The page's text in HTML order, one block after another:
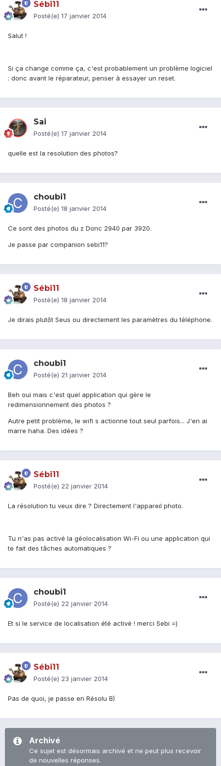
Sébi11
Posté(e) 17 janvier 2014
Salut !
Si ça change comme ça, c'est probablement un problème logiciel
: donc avant le réparateur, penser à essayer un reset.
Sai
Posté(e) 17 janvier 2014
quelle est la resolution des photos?
choubi1
Posté(e) 18 janvier 2014
Ce sont des photos du z Donc 2940 par 3920.
Je passe par companion sebi11?
Sébi11
Posté(e) 18 janvier 2014
Je dirais plutôt Seus ou directement les paramètres du téléphone.
choubi1
Posté(e) 21 janvier 2014
Beh oui mais c'est quel application qui gère le
redimensionnement des photos ?
Autre petit problème, le wifi s actionne tout seul parfois... J'en ai
marre haha. Des idées ?
Sébi11
Posté(e) 22 janvier 2014
La résolution tu veux dire ? Directement l'appareil photo.
Tu n'as pas activé la géolocalisation Wi-Fi ou une application qui
te fait des tâches automatiques ?
choubi1
Posté(e) 22 janvier 2014
Et si le service de localisation été activé ! merci Sebi =)
Sébi11
Posté(e) 23 janvier 2014
Pas de quoi, je passe en Résolu B)
Archivé
Ce sujet est désormais archivé et ne peut plus recevoir
de nouvelles réponses.